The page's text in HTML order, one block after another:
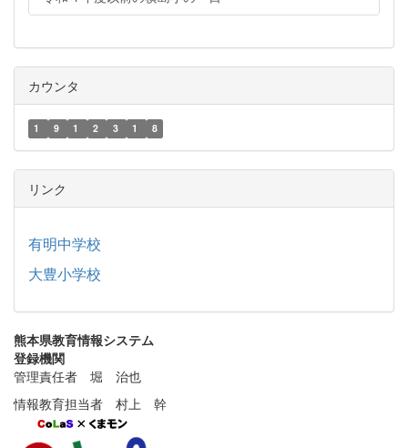
カウンタ
1 9 1 2 3 1 8
リンク
有明中学校
大豊小学校
熊本県教育情報システム
登録機関
管理責任者 堀 治也
情報教育担当者 村上 幹